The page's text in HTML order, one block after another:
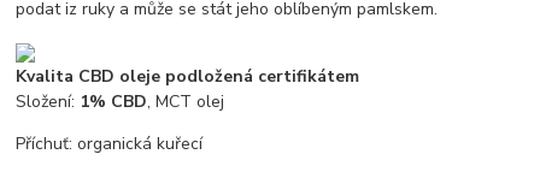
podat iz ruky a může se stát jeho oblíbeným pamlskem.
Kvalita CBD oleje podložená certifikátem
Složení: 1% CBD, MCT olej
Příchuť: organická kuřecí